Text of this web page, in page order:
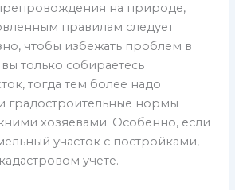
на природе,
правилам следует
чтобы избежать проблем в
только собираетесь
тогда тем более надо
градостроительные нормы
хозяевами. Особенно, если
участок с постройками,
учете.